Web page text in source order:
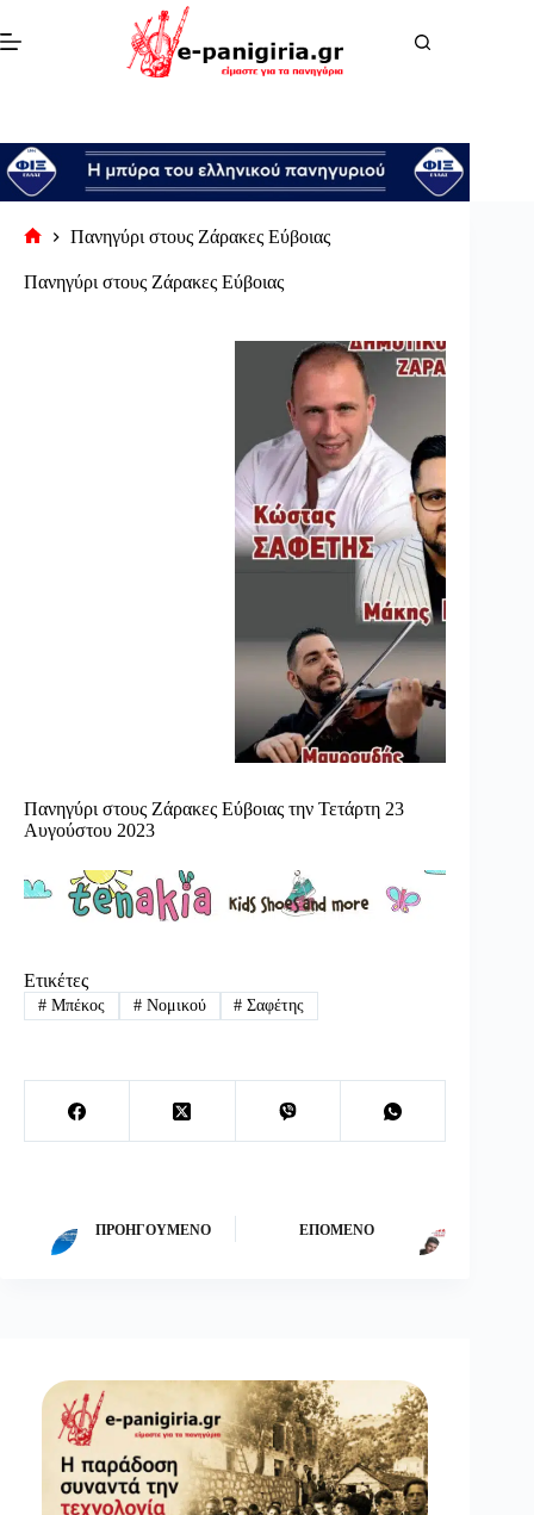
στο
περιεχόμενο
σελίδα
Πανηγύρι στους Ζάρακες Εύβοιας
Πανηγύρι στους Ζάρακες Εύβοιας
Πανηγύρι στους Ζάρακες Εύβοιας την Τετάρτη 23
Αυγούστου 2023
Ετικέτες
#Μπέκος #Νομικού # Σαφέτης
ΠΡΟΗΓΟΎΜΕΝΟ ΕΠΌΜΕΝΟ